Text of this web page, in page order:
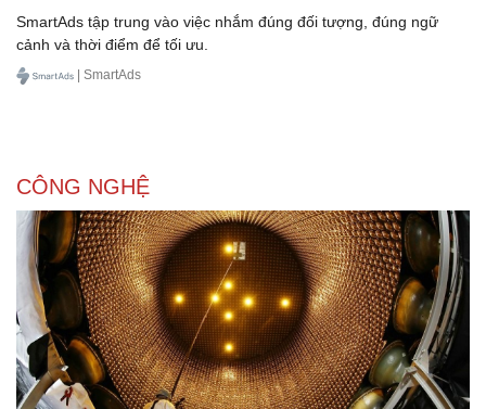
Doanh nghiệp
Thông tin doanh nghiệp
Doanh nghiệp 24h
Doanh nhân
Vì cộng đồng
Công nghệ
Sành điệu
Tin Công nghệ
Trải nghiệm
Chuyển đổi số
SmartAds tập trung vào việc nhắm đúng đối tượng, đúng ngữ
cảnh và thời điểm để tối ưu.
| SmartAds
CÔNG NGHỆ